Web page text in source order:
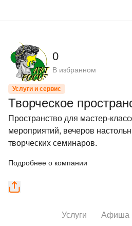
0
В избранном
Услуги и сервис
Творческое
Пространство для мастер-
мероприятий, вечеров
творческих семинаров.
Подробнее о компании
Услуги Афиша